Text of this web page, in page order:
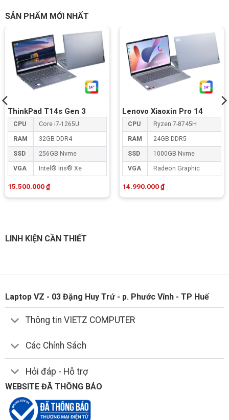
SẢN PHẨM MỚI NHẤT
ThinkPad T14s Gen 3
CPU Core i7-1265U
RAM 32GB DDR4
SSD 256GB Nvme
VGA Intel® Iris® Xe
15.500.000₫
Lenovo Xiaoxin Pro 14
CPU Ryzen 7-8745H
RAM 24GB DDR5
SSD 1000GB Nvme
VGA Radeon Graphic
14.990.000₫
LINH KIỆN CẦN THIẾT
Laptop VZ - 03 Đặng Huy Trứ - p. Phước Vĩnh - TP Huế
Thông tin VIETZ COMPUTER
Các Chính Sách
Hỏi đáp - Hỗ trợ
WEBSITE ĐÃ THÔNG BÁO